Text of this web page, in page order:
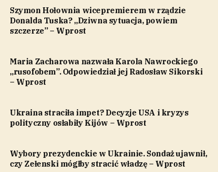
Szymon Hołownia wicepremierem w rządzie
Donalda Tuska? „Dziwna sytuacja, powiem
szczerze” – Wprost
Maria Zacharowa nazwała Karola Nawrockiego
„rusofobem”. Odpowiedział jej Radosław Sikorski
– Wprost
Ukraina straciła impet? Decyzje USA i kryzys
polityczny osłabiły Kijów – Wprost
Wybory prezydenckie w Ukrainie. Sondaż ujawnił,
czy Zełenski mógłby stracić władzę – Wprost